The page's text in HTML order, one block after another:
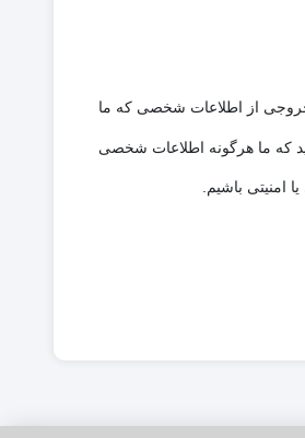
خروجی از اطلاعات شخصی که ما
که ما هرگونه اطلاعات شخصی
امنیتی باشیم.